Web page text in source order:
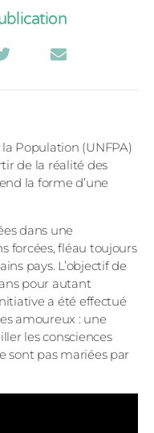
Population (UNFPA)
de la réalité des
la forme d’une
dans une
forcées, fléau toujours
pays. L’objectif de
pour autant
a été effectué
amoureux : une
les consciences
sont pas mariées par